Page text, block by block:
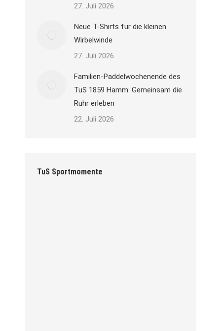
27. Juli 2026
Neue T-Shirts für die kleinen
Wirbelwinde
27. Juli 2026
Familien-Paddelwochenende des
TuS 1859 Hamm: Gemeinsam die
Ruhr erleben
22. Juli 2026
TuS Sportmomente